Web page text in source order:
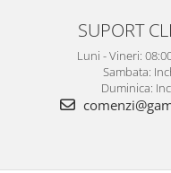
SUPORT
Luni - Vineri:
Sambata:
Duminica: